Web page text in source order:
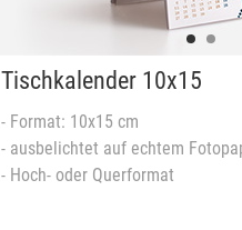
Tischkalender 10x15
- Format: 10x15 cm
- ausbelichtet auf echtem
- Hoch- oder Querformat